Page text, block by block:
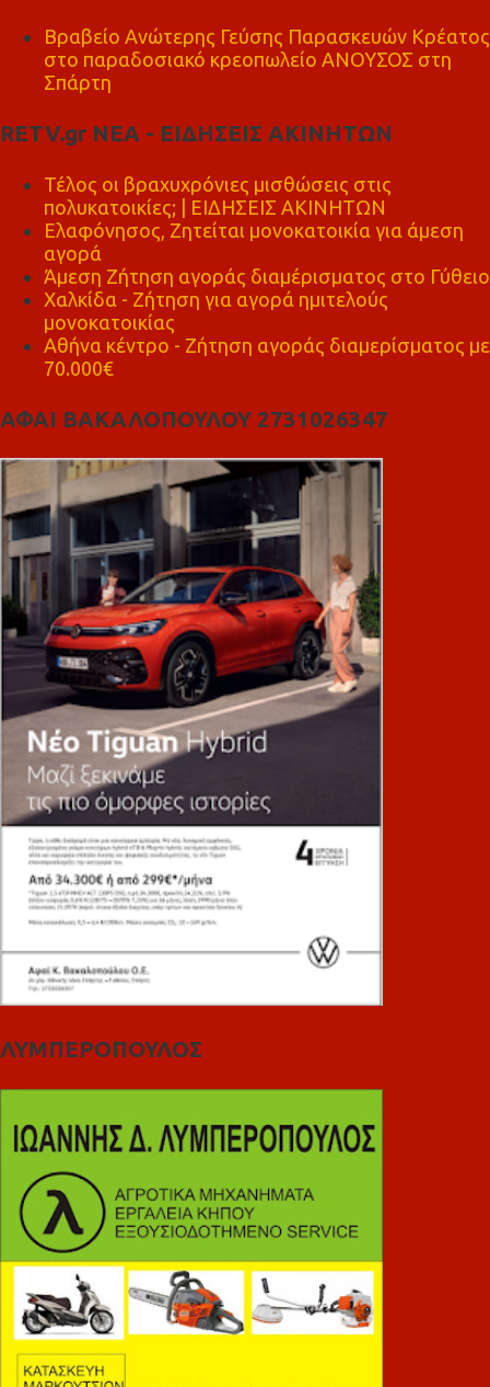
Βραβείο Ανώτερης Γεύσης Παρασκευών Κρέατος
στο παραδοσιακό κρεοπωλείο ΑΝΟΥΣΟΣ στη
Σπάρτη
RETV.gr ΝΕΑ - ΕΙΔΗΣΕΙΣ ΑΚΙΝΗΤΩΝ
Τέλος οι βραχυχρόνιες μισθώσεις στις
πολυκατοικίες; | ΕΙΔΗΣΕΙΣ ΑΚΙΝΗΤΩΝ
Ελαφόνησος, Ζητείται μονοκατοικία για άμεση
αγορά
Άμεση Ζήτηση αγοράς διαμέρισματος στο Γύθειο
Χαλκίδα - Ζήτηση για αγορά ημιτελούς
μονοκατοικίας
Αθήνα κέντρο - Ζήτηση αγοράς διαμερίσματος με
70.000€
ΑΦΑΙ ΒΑΚΑΛΟΠΟΥΛΟΥ 2731026347
ΛΥΜΠΕΡΟΠΟΥΛΟΣ